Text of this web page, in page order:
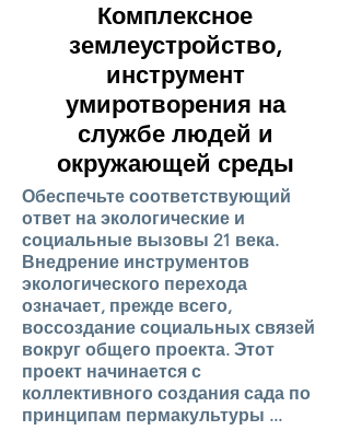
Комплексное
землеустройство,
инструмент
умиротворения на
службе людей и
окружающей среды
Обеспечьте соответствующий
ответ на экологические и
социальные вызовы 21 века.
Внедрение инструментов
экологического перехода
означает, прежде всего,
воссоздание социальных связей
вокруг общего проекта. Этот
проект начинается с
коллективного создания сада по
принципам пермакультуры ...